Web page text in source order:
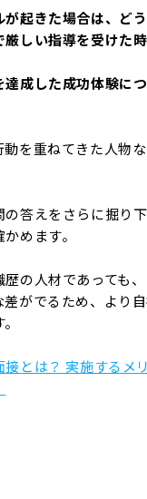
が起きた場合は、ど
厳しい指導を受けた
達成した成功体験に
を重ねてきた人物
の答えをさらに掘り
めます。
の人材であっても
がでるため、より
接とは？ 実施するメ